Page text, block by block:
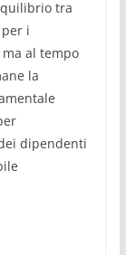
tra
i
al tempo
la
dipendenti